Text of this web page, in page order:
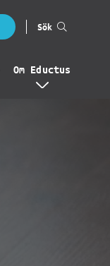
Sök
Om Eductus